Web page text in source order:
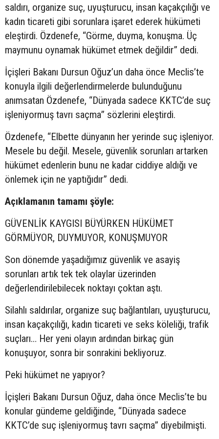
saldırı, organize suç, uyuşturucu, insan kaçakçılığı ve
kadın ticareti gibi sorunlara işaret ederek hükümeti
eleştirdi. Özdenefe, “Görme, duyma, konuşma. Üç
maymunu oynamak hükümet etmek değildir” dedi.
İçişleri Bakanı Dursun Oğuz’un daha önce Meclis’te
konuyla ilgili değerlendirmelerde bulunduğunu
anımsatan Özdenefe, “Dünyada sadece KKTC’de suç
işleniyormuş tavrı saçma” sözlerini eleştirdi.
Özdenefe, “Elbette dünyanın her yerinde suç işleniyor.
Mesele bu değil. Mesele, güvenlik sorunları artarken
hükümet edenlerin bunu ne kadar ciddiye aldığı ve
önlemek için ne yaptığıdır” dedi.
Açıklamanın tamamı şöyle:
GÜVENLİK KAYGISI BÜYÜRKEN HÜKÜMET
GÖRMÜYOR, DUYMUYOR, KONUŞMUYOR
Son dönemde yaşadığımız güvenlik ve asayiş
sorunları artık tek tek olaylar üzerinden
değerlendirilebilecek noktayı çoktan aştı.
Silahlı saldırılar, organize suç bağlantıları, uyuşturucu,
insan kaçakçılığı, kadın ticareti ve seks köleliği, trafik
suçları… Her yeni olayın ardından birkaç gün
konuşuyor, sonra bir sonrakini bekliyoruz.
Peki hükümet ne yapıyor?
İçişleri Bakanı Dursun Oğuz, daha önce Meclis’te bu
konular gündeme geldiğinde, “Dünyada sadece
KKTC’de suç işleniyormuş tavrı saçma” diyebilmişti.